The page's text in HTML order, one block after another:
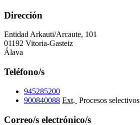
Dirección
Entidad Arkauti/Arcaute, 101
01192 Vitoria-Gasteiz
Álava
Teléfono/s
945285200
900840088 Ext. Procesos selectivos
Correo/s electrónico/s